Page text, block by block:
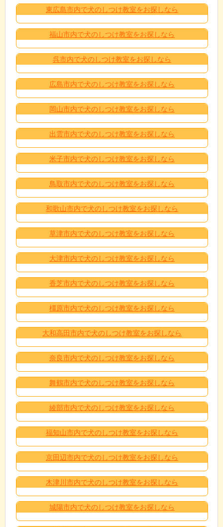
東広島市内で犬のしつけ教室をお探しなら
福山市内で犬のしつけ教室をお探しなら
呉市内で犬のしつけ教室をお探しなら
広島市内で犬のしつけ教室をお探しなら
岡山市内で犬のしつけ教室をお探しなら
出雲市内で犬のしつけ教室をお探しなら
米子市内で犬のしつけ教室をお探しなら
鳥取市内で犬のしつけ教室をお探しなら
和歌山市内で犬のしつけ教室をお探しなら
草津市内で犬のしつけ教室をお探しなら
大津市内で犬のしつけ教室をお探しなら
香芝市内で犬のしつけ教室をお探しなら
橿原市内で犬のしつけ教室をお探しなら
大和高田市内で犬のしつけ教室をお探しなら
奈良市内で犬のしつけ教室をお探しなら
舞鶴市内で犬のしつけ教室をお探しなら
綾部市内で犬のしつけ教室をお探しなら
福知山市内で犬のしつけ教室をお探しなら
京田辺市内で犬のしつけ教室をお探しなら
木津川市内で犬のしつけ教室をお探しなら
城陽市内で犬のしつけ教室をお探しなら